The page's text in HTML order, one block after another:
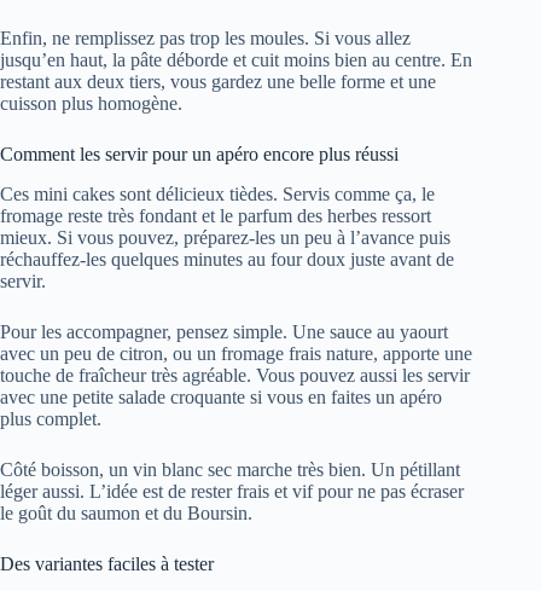
Enfin, ne remplissez pas trop les moules. Si vous allez
jusqu’en haut, la pâte déborde et cuit moins bien au centre. En
restant aux deux tiers, vous gardez une belle forme et une
cuisson plus homogène.
Comment les servir pour un apéro encore plus réussi
Ces mini cakes sont délicieux tièdes. Servis comme ça, le
fromage reste très fondant et le parfum des herbes ressort
mieux. Si vous pouvez, préparez-les un peu à l’avance puis
réchauffez-les quelques minutes au four doux juste avant de
servir.
Pour les accompagner, pensez simple. Une sauce au yaourt
avec un peu de citron, ou un fromage frais nature, apporte une
touche de fraîcheur très agréable. Vous pouvez aussi les servir
avec une petite salade croquante si vous en faites un apéro
plus complet.
Côté boisson, un vin blanc sec marche très bien. Un pétillant
léger aussi. L’idée est de rester frais et vif pour ne pas écraser
le goût du saumon et du Boursin.
Des variantes faciles à tester